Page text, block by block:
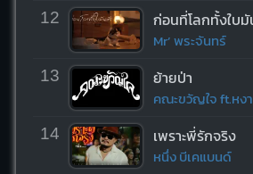
12
Mr’ พระจันทร์
13 ย้ายป่า
คณะขวัญใจ ft.หง
14 เพราะพี่รักจริง
หนึ่ง บีเคแบนด์